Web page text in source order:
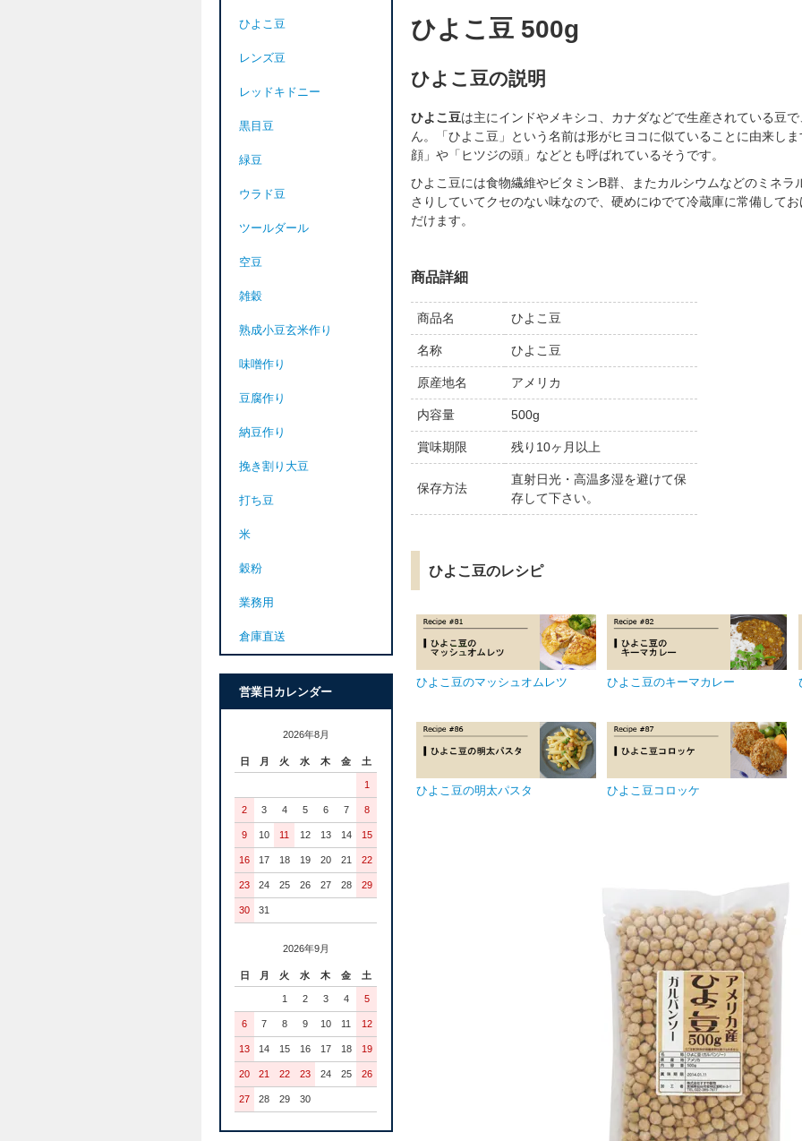
ひよこ豆 500g
ひよこ豆の説明
ひよこ豆は主にインドやメキシコ、カナダなどで生産されている豆
ん。「ひよこ豆」という名前は形がヒヨコに似ていることに由来し
顔」や「ヒツジの頭」などとも呼ばれているそうです。
ひよこ豆には食物繊維やビタミンB群、またカルシウムなどのミネラ
さりしていてクセのない味なので、硬めにゆでて冷蔵庫に常備して
だけます。
商品詳細
商品名 ひよこ豆
名称 ひよこ豆
原産地名 アメリカ
内容量 500g
賞味期限 残り10ヶ月以上
保存方法
直射日光・高温多湿を避けて保
存して下さい。
ひよこ豆のレシピ
ひよこ豆のマッシュオムレツ ひよこ豆のキーマカレー
ひよこ豆の明太パスタ ひよこ豆コロッケ
ひよこ豆
レンズ豆
レッドキドニー
黒目豆
緑豆
ウラド豆
ツールダール
空豆
雑穀
熟成小豆玄米作り
味噌作り
豆腐作り
納豆作り
挽き割り大豆
打ち豆
米
穀粉
業務用
倉庫直送
営業日カレンダー
2026年8月
日 月 火 水 木 金 土
1
2 3 4 5 6 7 8
9 10 11 12 13 14 15
16 17 18 19 20 21 22
23 24 25 26 27 28 29
30 31
2026年9月
日 月 火 水 木 金 土
1 2 3 4 5
6 7 8 9 10 11 12
13 14 15 16 17 18 19
20 21 22 23 24 25 26
27 28 29 30